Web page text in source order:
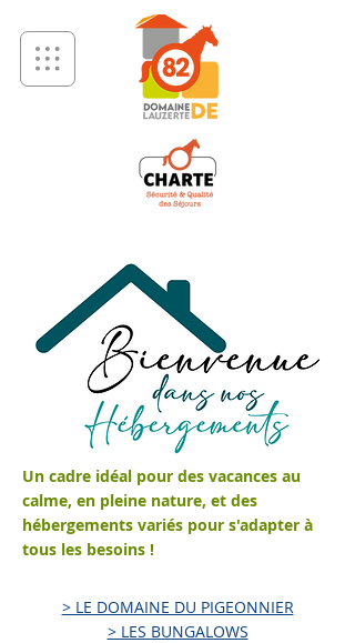
Un cadre idéal pour des vacances au
calme, en pleine nature, et des
hébergements variés pour s'adapter à
tous les besoins !
> LE DOMAINE DU PIGEONNIER
> LES BUNGALOWS